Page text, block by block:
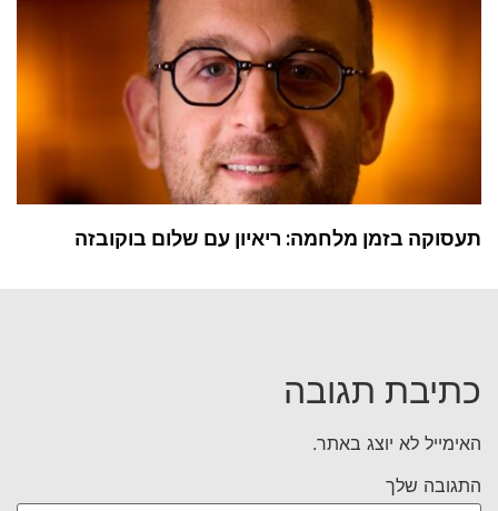
תעסוקה בזמן מלחמה: ריאיון עם שלום בוקובזה
כתיבת תגובה
האימייל לא יוצג באתר.
התגובה שלך